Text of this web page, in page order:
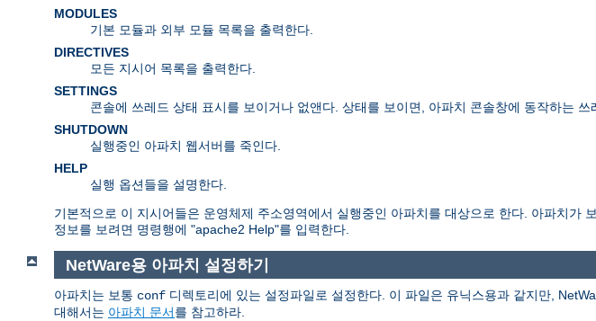
MODULES
기본 모듈과 외부 모듈 목록을 출력한다.
DIRECTIVES
모든 지시어 목록을 출력한다.
SETTINGS
콘솔에 쓰레드 상태 표시를 보이거나 없앤다. 상태를 보이면, 아파치 콘솔창에 동작하는 쓰
SHUTDOWN
실행중인 아파치 웹서버를 죽인다.
HELP
실행 옵션들을 설명한다.
기본적으로 이 지시어들은 운영체제 주소영역에서 실행중인 아파치를 대상으로 한다. 아파치가
정보를 보려면 명령행에 "apache2 Help"를 입력한다.
NetWare용 아파치 설정하기
아파치는 보통 conf 디렉토리에 있는 설정파일로 설정한다. 이 파일은 유닉스용과 같지만,
대해서는 아파치 문서를 참고하라.